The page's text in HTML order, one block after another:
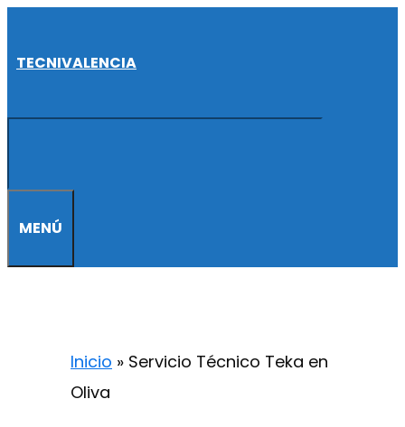
alTECNIVALENCIA
MENÚ
Inicio » Servicio Técnico Teka en
Oliva